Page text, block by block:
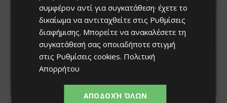
συμφέρον αντί για συγκατάθεση· έχετε το
δικαίωμα να αντιταχθείτε στις Ρυθμίσεις
διαφήμισης. Μπορείτε να ανακαλέσετε τη
συγκατάθεσή σας οποιαδήποτε στιγμή
στις Ρυθμίσεις cookies. Πολιτική
Απορρήτου
ΑΠΟΔΟΧΉ ΌΛΩΝ